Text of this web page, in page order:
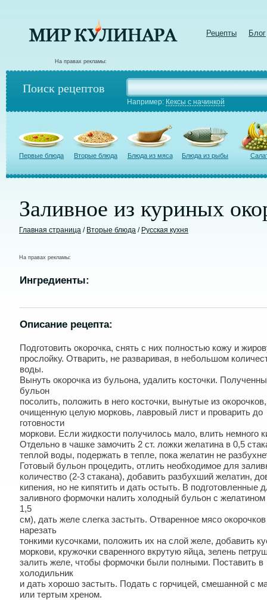
Рецепты Блог
На правах рекламы:
Поиск рецептов
Например: Кексы с начинкой
Первые блюда Вторые блюда Блюда из мяса Блюда из рыбы
Заливное из куриных
Главная страница / Вторые блюда / Русская кухня
На правах рекламы:
Ингредиенты:
Описание рецепта:
Подготовить окорочка, снять с них полностью кожу и
прослойку. Отварить, не разваривая, в небольшом
воды.
Вынуть окорочка из бульона, удалить косточки.
бульон
посолить, положить в него косточки, вынутые из окорочков,
очищенную целую морковь, лавровый лист и проварить до
готовности
моркови. Если жидкости получилось мало, влить немного
Отдельно в чашке замочить 2 ст. ложки желатина в 0,5
теплой воды, подержать в тепле, пока желатин не
Готовый бульон процедить, отлить необходимое для
количество (2-3 стакана), добавить разбухший желатин,
кипения, но не кипятить и дать остыть. В подготовленные
заливного формочки налить холодный бульон с
1,5
см), дать желе слегка застыть. Отваренное мясо окорочков
нарезать
тонкими кусочками, положить их на слой желе, добавить
моркови, кружочки сваренного вкрутую яйца, зелень
залить желе, чтобы формочки были полными. Поставить в
холодильник
и дать хорошо застыть. Подать с горчицей, смешанной с
или тертым хреном.